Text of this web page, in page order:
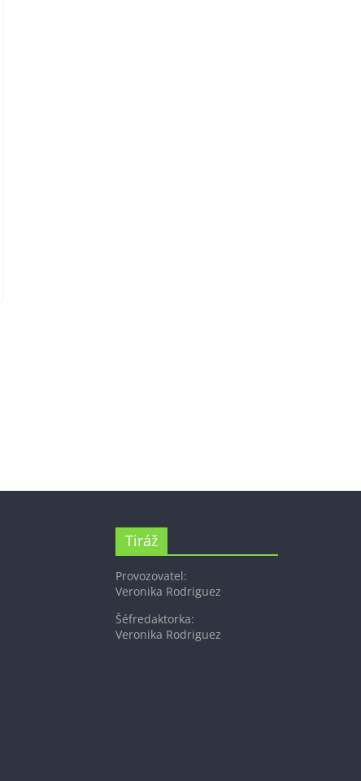
Tiráž
Provozovatel:
Veronika Rodriguez
Šéfredaktorka:
Veronika Rodriguez